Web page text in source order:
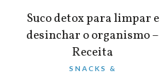
Suco detox para limpar e
desinchar o organismo –
Receita
0
SNACKS &